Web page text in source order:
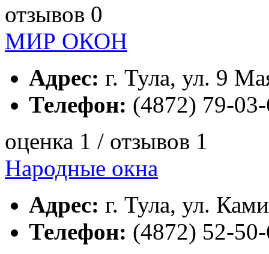
отзывов 0
МИР ОКОН
Адрес: г. Тула, ул. 9
Телефон: (4872) 79-
оценка 1 / отзывов 1
Народные окна
Адрес: г. Тула, ул.
Телефон: (4872) 52-